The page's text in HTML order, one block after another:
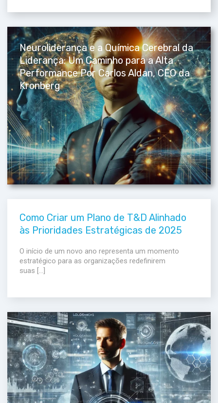
Neuroliderança e a Química Cerebral da
Liderança: Um Caminho para a Alta
Performance Por Carlos Aldan, CEO da
Kronberg
Como Criar um Plano de T&D Alinhado
às Prioridades Estratégicas de 2025
O início de um novo ano representa um momento
estratégico para as organizações redefinirem
suas […]